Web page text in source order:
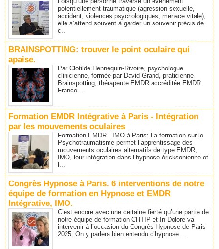
potentiellement traumatique (agression sexuelle,
accident, violences psychologiques, menace vitale),
elle s’attend souvent à garder un souvenir précis de
c...
BRAINSPOTTING: trouver le point oculaire qui
apaise.
Par Clotilde Hennequin-Rivoire, psychologue
clinicienne, formée par David Grand, praticienne
Brainspotting, thérapeute EMDR accréditée EMDR
France....
Formation EMDR Intégrative à Paris - Intégration
par les mouvements oculaires
Formation EMDR - IMO à Paris: La formation sur le
Psychotraumatisme permet l’apprentissage des
mouvements oculaires alternatifs de type EMDR,
IMO, leur intégration dans l’hypnose éricksonienne et
l...
Congrès Hypnose à Paris. 6 interventions de notre
équipe de formation en Hypnose et EMDR
Intégrative, IMO.
C’est encore avec une certaine fierté qu’une partie de
notre équipe de formation CHTIP et In-Dolore va
intervenir à l’occasion du Congrès Hypnose de Paris
2025. On y parlera bien entendu d’hypnose...